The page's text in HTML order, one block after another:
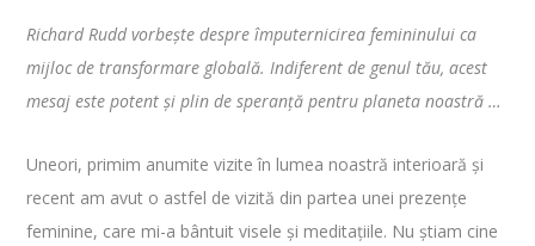
Richard Rudd vorbește despre împuternicirea femininului ca
mijloc de transformare globală. Indiferent de genul tău, acest
mesaj este potent și plin de speranță pentru planeta noastră …
Uneori, primim anumite vizite în lumea noastră interioară și
recent am avut o astfel de vizită din partea unei prezențe
feminine, care mi-a bântuit visele și meditațiile. Nu știam cine